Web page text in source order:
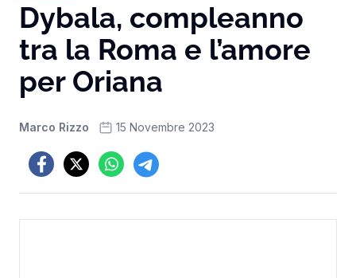
Dybala, compleanno
tra la Roma e l’amore
per Oriana
Marco Rizzo 15 Novembre 2023